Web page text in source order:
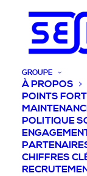
GROUPE
À PROPOS
POINTS
POLITIQUE
CHIFFRES